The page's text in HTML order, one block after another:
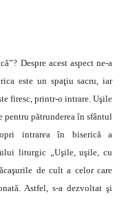
Despre acest aspect ne-a
este un spaţiu sacru, iar
firesc, printr-o intrare. Uşile
pentru pătrunderea în sfântul
intrarea în biserică a
liturgic „Uşile, uşile, cu
de cult a celor care
Astfel, s-a dezvoltat şi